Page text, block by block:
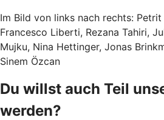
Im Bild von links nach rechts:
Francesco Liberti, Rezana Tahiri,
Mujku, Nina Hettinger, Jonas
Sinem Özcan
Du willst auch Teil
werden?